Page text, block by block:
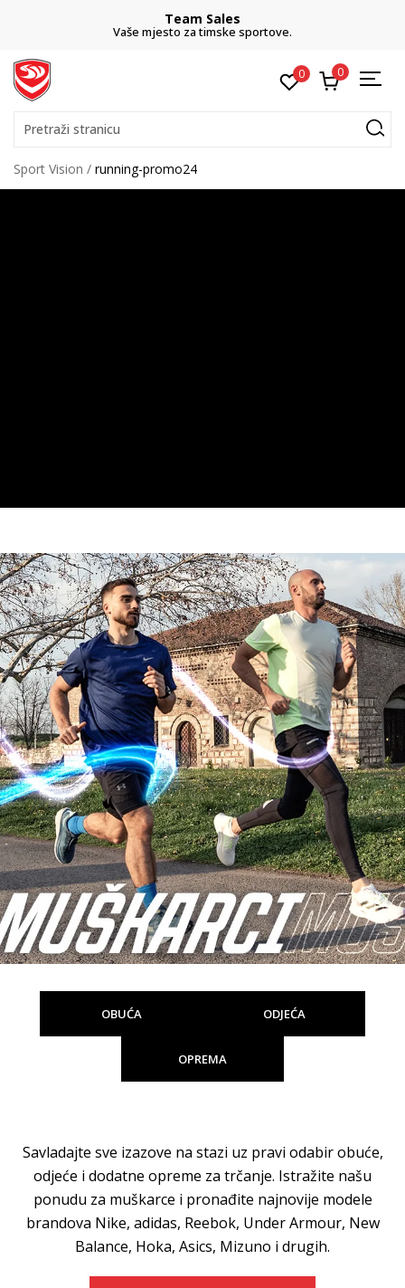
Team Sales
Vaše mjesto za timske sportove.
0 0
Pretraži stranicu
Sport Vision running-promo24
OBUĆA ODJEĆA
OPREMA
Savladajte sve izazove na stazi uz pravi odabir obuće,
odjeće i dodatne opreme za trčanje. Istražite našu
ponudu za muškarce i pronađite najnovije modele
brandova Nike, adidas, Reebok, Under Armour, New
Balance, Hoka, Asics, Mizuno i drugih.